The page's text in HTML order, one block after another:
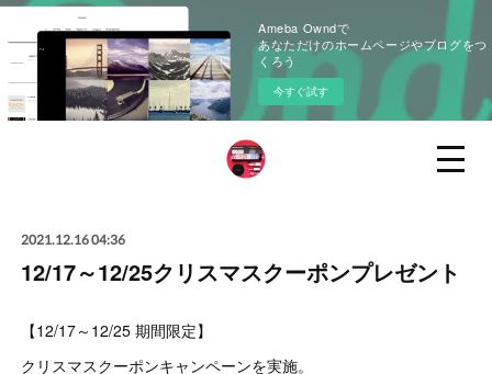
Ameba Owndで
あなただけのホームページやブログをつ
くろう
今すぐ試す
2021.12.16 04:36
12/17～12/25クリスマスクーポンプレゼント
【12/17～12/25 期間限定】
クリスマスクーポンキャンペーンを実施。